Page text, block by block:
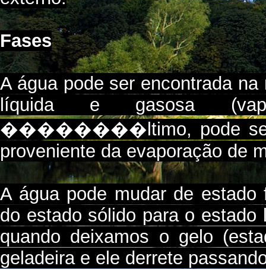
Fases
A água pode ser encontrada
líquida e gasosa
��������ltimo, pode ser
proveniente da evaporação de
A água pode mudar de
do estado sólido para o
quando deixamos o gelo
geladeira e ele derrete